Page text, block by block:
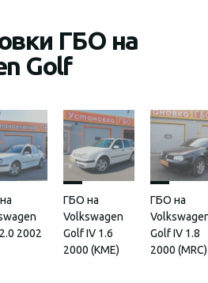
ГБО на
Golf
2002
ГБО на
Volkswagen
Golf IV 1.6
2000 (КМЕ)
ГБО на
Golf IV 1.8
2000 (MRC)